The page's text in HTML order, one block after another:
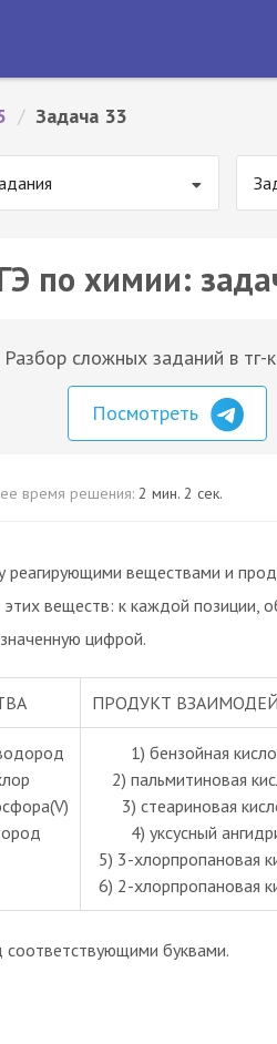
/ Задача 33
по химии:
Разбор сложных заданий в тг-
Посмотреть
время решения: 2 мин. 2 сек.
реагирующими веществами и
веществ: к каждой позиции,
цифрой.
ПРОДУКТ
1) бензойная
2) пальмитиновая
3) стеариновая
4) уксусный
5) 3-хлорпропановая
6) 2-хлорпропановая
буквами.